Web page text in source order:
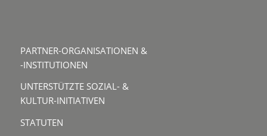
PARTNER-ORGANISATIONEN &
-INSTITUTIONEN
UNTERSTÜTZTE SOZIAL- &
KULTUR-INITIATIVEN
STATUTEN